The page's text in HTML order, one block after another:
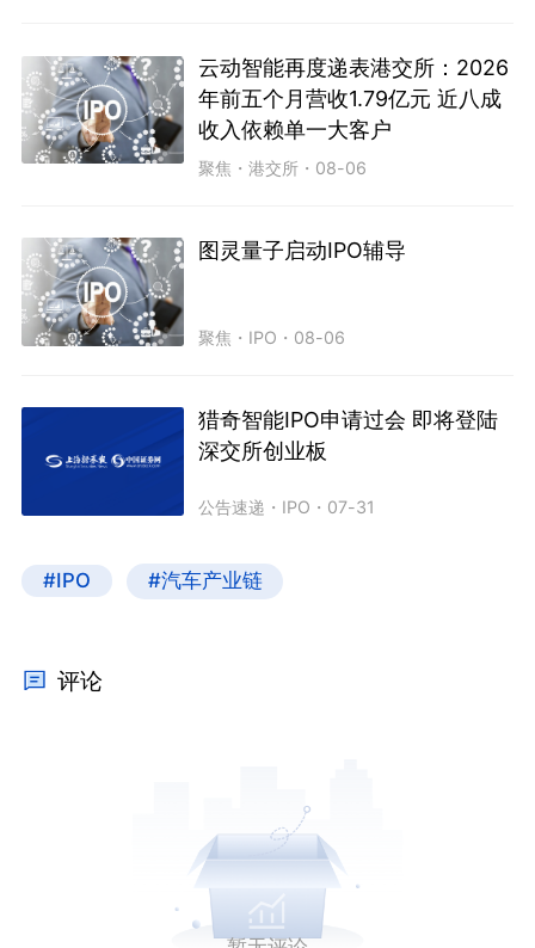
云动智能再度递表港交所：2026
年前五个月营收1.79亿元 近八成
收入依赖单一大客户
聚焦 ・港交所 ・ 08-06
图灵量子启动IPO辅导
聚焦 ・ IPO ・ 08-06
猎奇智能IPO申请过会 即将登陆
深交所创业板
公告速递 ・ IPO ・ 07-31
#IPO #汽车产业链
评论